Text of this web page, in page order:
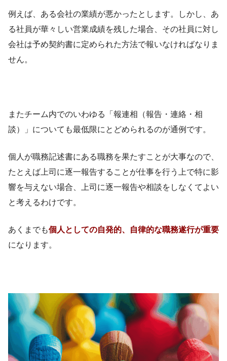
例えば、ある会社の業績が悪かったとします。しかし、あ
る社員が華々しい営業成績を残した場合、その社員に対し
会社は予め契約書に定められた方法で報いなければなりま
せん。
またチーム内でのいわゆる「報連相（報告・連絡・相
談）」についても最低限にとどめられるのが通例です。
個人が職務記述書にある職務を果たすことが大事なので、
たとえば上司に逐一報告することが仕事を行う上で特に影
響を与えない場合、上司に逐一報告や相談をしなくてよい
と考えるわけです。
あくまでも個人としての自発的、自律的な職務遂行が重要
になります。